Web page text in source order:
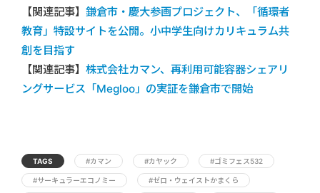
【関連記事】 鎌倉市・慶大参画プロジェクト、「循環者
教育」特設サイトを公開。小中学生向けカリキュラム共
創を目指す
【関連記事】 株式会社カマン、再利用可能容器シェアリ
ングサービス「Megloo」の実証を鎌倉市で開始
TAGS #カマン #カヤック #ゴミフェス532
#サーキュラーエコノミー #ゼロ・ウェイストかまくら